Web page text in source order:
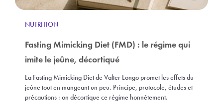
NUTRITION
Fasting Mimicking Diet (FMD) : le régime qui
imite le jeûne, décortiqué
La Fasting Mimicking Diet de Valter Longo promet les effets du
jeûne tout en mangeant un peu. Principe, protocole, études et
précautions : on décortique ce régime honnêtement.